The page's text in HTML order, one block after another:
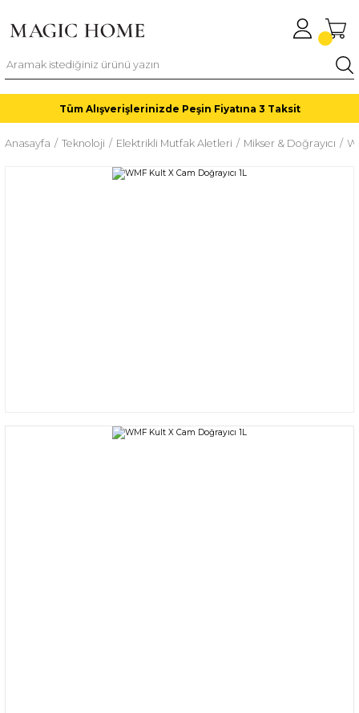
Tüm Alışverişlerinizde Peşin Fiyatına 3 Taksit
Anasayfa Teknoloji Elektrikli Mutfak Aletleri Mikser & Doğrayıcı